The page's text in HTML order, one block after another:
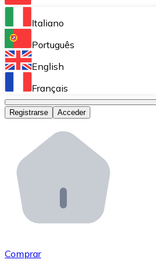
Bitnovo Ramp
Integra nuestra solución en tu
Bitnovo Giftcards
Bitnovo OTC
Bitnovo ATM
Integra un ATM Bitnovo en
Bitnovo API
Integra nuestra API en tu
Únete a nuestra red de
Italiano
Português
English
Français
Registrarse Acceder
Comprar